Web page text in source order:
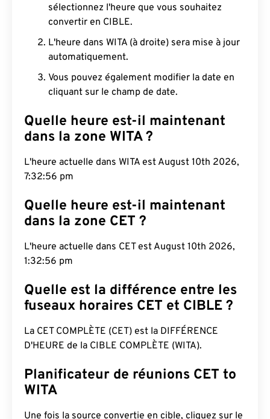
sélectionnez l'heure que vous souhaitez
convertir en CIBLE.
L'heure dans WITA (à droite) sera mise à jour
automatiquement.
Vous pouvez également modifier la date en
cliquant sur le champ de date.
Quelle heure est-il maintenant
dans la zone WITA ?
L'heure actuelle dans WITA est August 10th 2026,
7:32:57 pm
Quelle heure est-il maintenant
dans la zone CET ?
L'heure actuelle dans CET est August 10th 2026,
1:32:57 pm
Quelle est la différence entre les
fuseaux horaires CET et CIBLE ?
La CET COMPLÈTE (CET) est la DIFFÉRENCE
D'HEURE de la CIBLE COMPLÈTE (WITA).
Planificateur de réunions CET to
WITA
Une fois la source convertie en cible, cliquez sur le